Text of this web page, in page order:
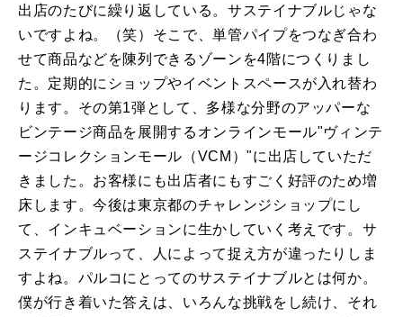
出店のたびに繰り返している。サステイナブルじゃな
いですよね。（笑）そこで、単管パイプをつなぎ合わ
せて商品などを陳列できるゾーンを4階につくりまし
た。定期的にショップやイベントスペースが入れ替わ
ります。その第1弾として、多様な分野のアッパーな
ビンテージ商品を展開するオンラインモール"ヴィンテ
ージコレクションモール（VCM）"に出店していただ
きました。お客様にも出店者にもすごく好評のため増
床します。今後は東京都のチャレンジショップにし
て、インキュベーションに生かしていく考えです。サ
ステイナブルって、人によって捉え方が違ったりしま
すよね。パルコにとってのサステイナブルとは何か。
僕が行き着いた答えは、いろんな挑戦をし続け、それ